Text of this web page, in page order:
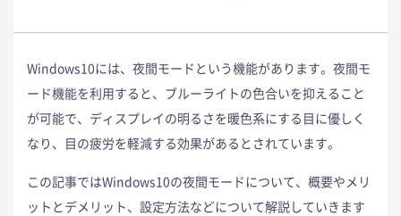
Windows10には、夜間モードという機能があります。夜間モ
ード機能を利用すると、ブルーライトの色合いを抑えること
が可能で、ディスプレイの明るさを暖色系にする目に優しく
なり、目の疲労を軽減する効果があるとされています。
この記事ではWindows10の夜間モードについて、概要やメリ
ットとデメリット、設定方法などについて解説していきます